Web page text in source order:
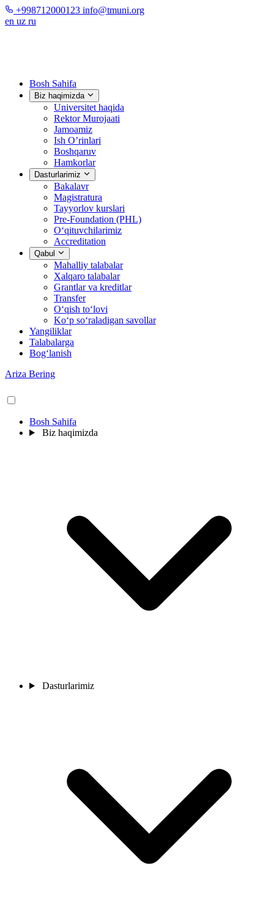
+998712000123 info@tmuni.org
en uz ru
Bosh Sahifa
Biz haqimizda
Universitet haqida
Rektor Murojaati
Jamoamiz
Ish O’rinlari
Boshqaruv
Hamkorlar
Dasturlarimiz
Bakalavr
Magistratura
Tayyorlov kurslari
Pre-Foundation (PHL)
O‘qituvchilarimiz
Accreditation
Qabul
Mahalliy talabalar
Xalqaro talabalar
Grantlar va kreditlar
Transfer
O‘qish to‘lovi
Ko‘p so‘raladigan savollar
Yangiliklar
Talabalarga
Bog‘lanish
Ariza Bering
Bosh Sahifa
Biz haqimizda
Dasturlarimiz